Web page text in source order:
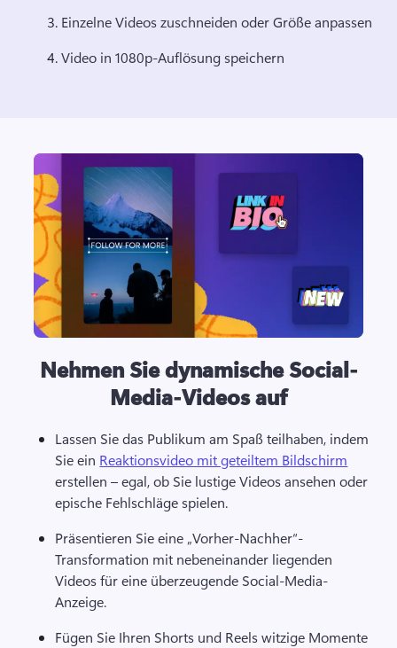
Einzelne Videos zuschneiden oder Größe anpassen
Video in 1080p-Auflösung speichern
Nehmen Sie dynamische Social-
Media-Videos auf
Lassen Sie das Publikum am Spaß teilhaben, indem
Sie ein Reaktionsvideo mit geteiltem Bildschirm
erstellen – egal, ob Sie lustige Videos ansehen oder
epische Fehlschläge spielen.
Präsentieren Sie eine „Vorher-Nachher“-
Transformation mit nebeneinander liegenden
Videos für eine überzeugende Social-Media-
Anzeige.
Fügen Sie Ihren Shorts und Reels witzige Momente